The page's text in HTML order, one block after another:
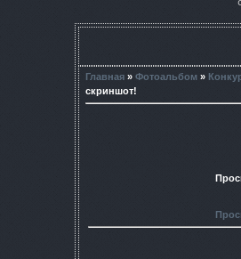
Главная » Фотоальбом »
скриншот!